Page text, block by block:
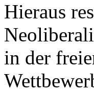
Hieraus
in der